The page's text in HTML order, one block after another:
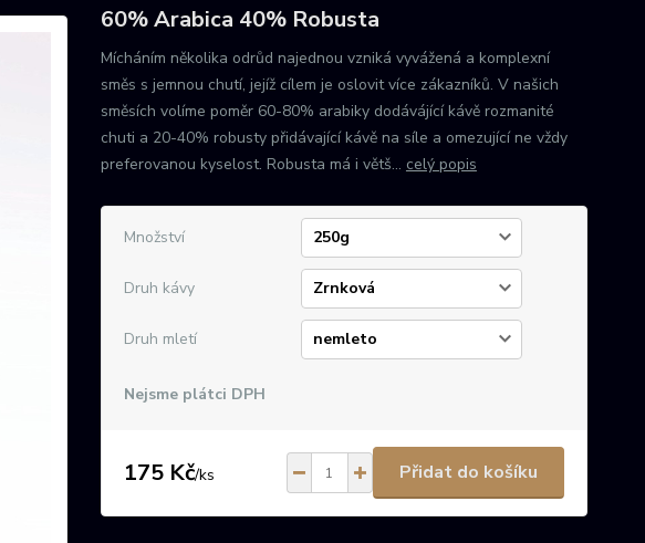
60% Arabica 40% Robusta
Mícháním několika odrůd najednou vzniká vyvážená a komplexní
směs s jemnou chutí, jejíž cílem je oslovit více zákazníků. V našich
směsích volíme poměr 60-80% arabiky dodávájící kávě rozmanité
chuti a 20-40% robusty přidávající kávě na síle a omezující ne vždy
preferovanou kyselost. Robusta má i větš... celý popis
Množství
Druh kávy
Druh mletí
Nejsme plátci DPH
175 Kč/ks Přidat do košíku